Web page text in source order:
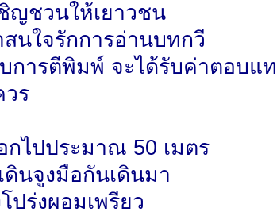
ญชวนให้เยาวชน
นใจรักการอ่านบทกวี
การตีพิมพ์ จะได้รับค่าตอบแ
ร
ไปประมาณ 50 เมตร
ดินจูงมือกันเดินมา
ปร่งผอมเพรียว